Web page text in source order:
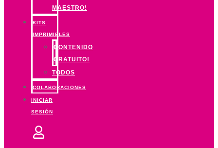
MAESTRO!
KITS
IMPRIMIBLES
CONTENIDO
GRATUITO!
TODOS
COLABORACIONES
INICIAR
SESIÓN